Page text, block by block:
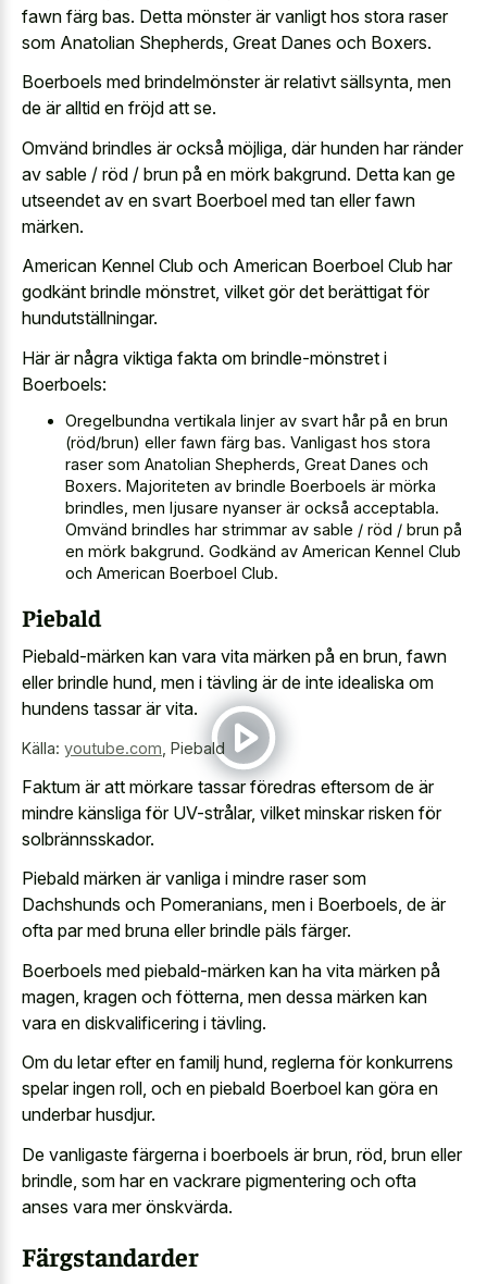
fawn färg bas. Detta mönster är vanligt hos stora raser
som Anatolian Shepherds, Great Danes och Boxers.
Boerboels med brindelmönster är relativt sällsynta, men
de är alltid en fröjd att se.
Omvänd brindles är också möjliga, där hunden har ränder
av sable / röd / brun på en mörk bakgrund. Detta kan ge
utseendet av en svart Boerboel med tan eller fawn
märken.
American Kennel Club och American Boerboel Club har
godkänt brindle mönstret, vilket gör det berättigat för
hundutställningar.
Här är några viktiga fakta om brindle-mönstret i
Boerboels:
Oregelbundna vertikala linjer av svart hår på en brun
(röd/brun) eller fawn färg bas. Vanligast hos stora
raser som Anatolian Shepherds, Great Danes och
Boxers. Majoriteten av brindle Boerboels är mörka
brindles, men ljusare nyanser är också acceptabla.
Omvänd brindles har strimmar av sable / röd / brun på
en mörk bakgrund. Godkänd av American Kennel Club
och American Boerboel Club.
Piebald
Piebald-märken kan vara vita märken på en brun, fawn
eller brindle hund, men i tävling är de inte idealiska om
hundens tassar är vita.
Källa: youtube.com Piebald
Faktum är att mörkare tassar föredras eftersom de är
mindre känsliga för UV-strålar, vilket minskar risken för
solbrännsskador.
Piebald märken är vanliga i mindre raser som
Dachshunds och Pomeranians, men i Boerboels, de är
ofta par med bruna eller brindle päls färger.
Boerboels med piebald-märken kan ha vita märken på
magen, kragen och fötterna, men dessa märken kan
vara en diskvalificering i tävling.
Om du letar efter en familj hund, reglerna för konkurrens
spelar ingen roll, och en piebald Boerboel kan göra en
underbar husdjur.
De vanligaste färgerna i boerboels är brun, röd, brun eller
brindle, som har en vackrare pigmentering och ofta
anses vara mer önskvärda.
Färgstandarder